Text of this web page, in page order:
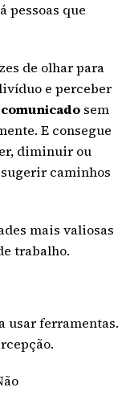
pessoas que
de olhar para
e perceber
comunicado sem
E consegue
diminuir ou
caminhos
mais valiosas
trabalho.
usar ferramentas.